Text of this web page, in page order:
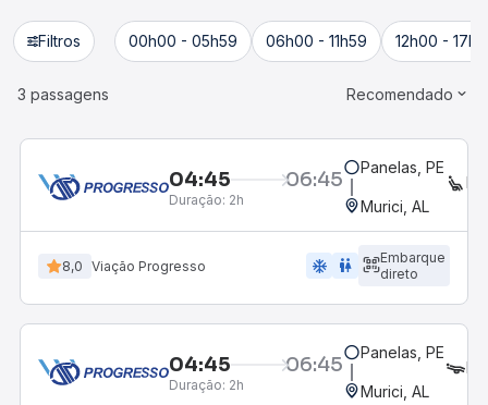
Filtros 00h00 - 05h59 06h00 - 11h59 12h00 -
3 passagens Recomendado
04:45 06:45
Duração: 2h
Panelas, PE
Murici, AL
8,0 Viação Progresso ac_unit wc
Embarque
direto
04:45 06:45
Duração: 2h
Panelas, PE
Murici, AL